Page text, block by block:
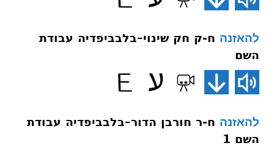
להאזנה ח-ק חק שינוי–בלבביפדיה עבודת
השם
להאזנה ח-ר חורבן הדור–בלבביפדיה עבודת
השם 1